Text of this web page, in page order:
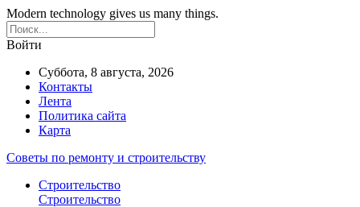
Modern technology gives us many things.
Войти
Суббота, 8 августа, 2026
Контакты
Лента
Политика сайта
Карта
Советы по ремонту и строительству
Строительство
Строительство